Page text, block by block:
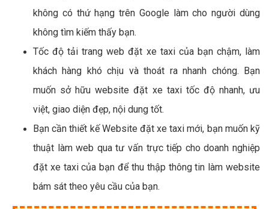
không có thứ hạng trên Google làm cho người dùng
không tìm kiếm thấy bạn.
Tốc độ tải trang web đặt xe taxi của bạn chậm, làm
khách hàng khó chịu và thoát ra nhanh chóng. Bạn
muốn sở hữu website đặt xe taxi tốc độ nhanh, ưu
việt, giao diện đẹp, nội dung tốt.
Bạn cần thiết kế Website đặt xe taxi mới, bạn muốn kỹ
thuật làm web qua tư vấn trực tiếp cho doanh nghiệp
đặt xe taxi của bạn để thu thập thông tin làm website
bám sát theo yêu cầu của bạn.